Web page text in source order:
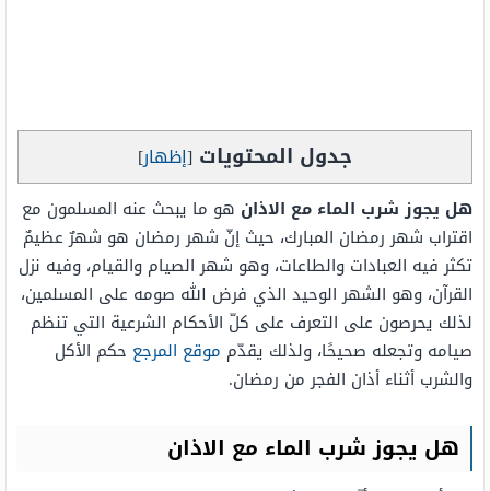
جدول المحتويات [إظهار]
هل يجوز شرب الماء مع الاذان هو ما يبحث عنه المسلمون مع
اقتراب شهر رمضان المبارك، حيث إنّ شهر رمضان هو شهرٌ عظيمٌ
تكثر فيه العبادات والطاعات، وهو شهر الصيام والقيام، وفيه نزل
القرآن، وهو الشهر الوحيد الذي فرض الله صومه على المسلمين،
لذلك يحرصون على التعرف على كلّ الأحكام الشرعية التي تنظم
صيامه وتجعله صحيحًا، ولذلك يقدّم موقع المرجع حكم الأكل
والشرب أثناء أذان الفجر من رمضان.
هل يجوز شرب الماء مع الاذان